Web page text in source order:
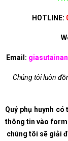
HOTLINE:
Email:
Chúng tôi luôn
Quý phụ huynh
thông tin vào form
chúng tôi sẽ giải